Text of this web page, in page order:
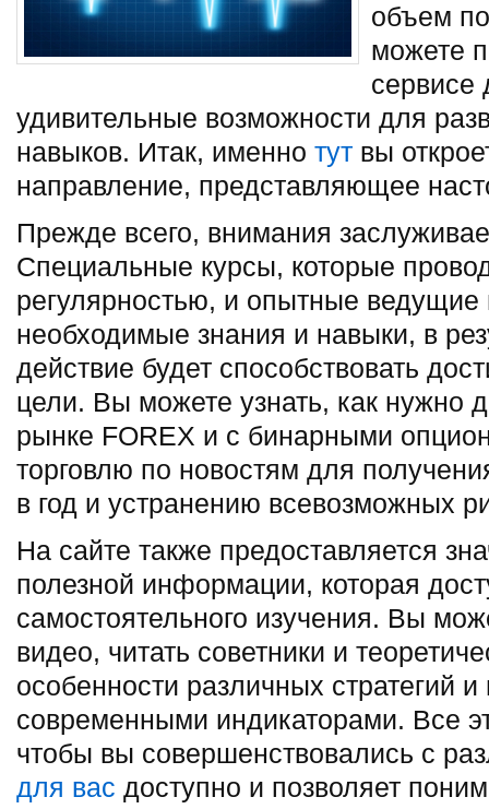
объем
можете
сервисе
удивительные возможности для
навыков. Итак, именно тут вы
направление, представляющее
Прежде всего, внимания
Специальные курсы, которые
регулярностью, и опытные ведущие
необходимые знания и навыки, в
действие будет способствовать
цели. Вы можете узнать, как нужно
рынке FOREX и с бинарными
торговлю по новостям для
в год и устранению всевозможных
На сайте также предоставляется
полезной информации, которая
самостоятельного изучения. Вы
видео, читать советники и
особенности различных стратегий и
современными индикаторами. Все
чтобы вы совершенствовались с
для вас доступно и позволяет